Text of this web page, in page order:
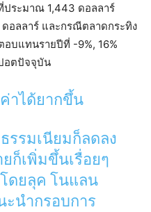
ระมาณ 1,443 ดอลลาร์
อลลาร์ และกรณีตลาดกระทิง
อบแทนรายปีที่ -9%, 16%
อตปัจจุบัน
ค่าได้ยากขึ้น
รรมเนียมก็ลดลง
ก็เพิ่มขึ้นเรื่อยๆ
ดยลุค โนแลน
ะนำกรอบการ